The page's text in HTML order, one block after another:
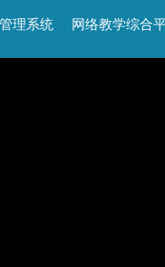
理系统 网络教学综合